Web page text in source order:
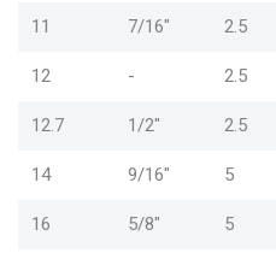
11 7/16" 2.5
12 - 2.5
12.7 1/2" 2.5
14 9/16" 5
16 5/8" 5